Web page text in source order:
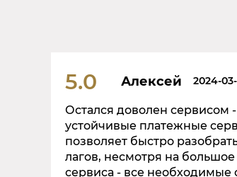
5.0 Алексей 2024-
Остался доволен
устойчивые платежные
позволяет быстро
лагов, несмотря на
сервиса - все необходимые